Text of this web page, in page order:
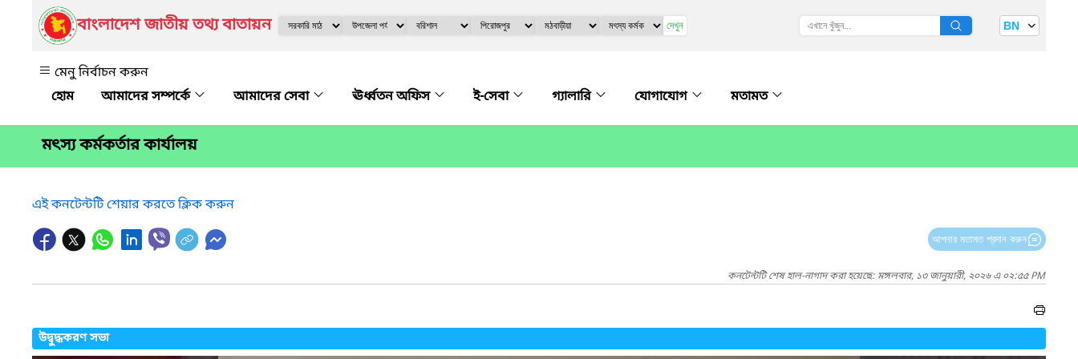
বাংলাদেশ জাতীয় তথ্য বাতায়ন দেখুন BN
মেনু নির্বাচন করুন
আমাদের সম্পর্কে
আমাদের সেবা ঊর্ধ্বতন অফিস ই-সেবা গ্যালারি যোগাযোগ মতামত
মৎস্য কর্মকর্তার কার্যালয়
এই কনটেন্টটি শেয়ার করতে ক্লিক করুন
আপনার মতামত প্রদান করুন
কনটেন্টটি শেষ হাল-নাগাদ করা হয়েছে: মঙ্গলবার, ১৩ জানুয়ারী, ২০২৬ এ ০২:৫৫ PM
উদ্বুদ্ধকরণ সভা